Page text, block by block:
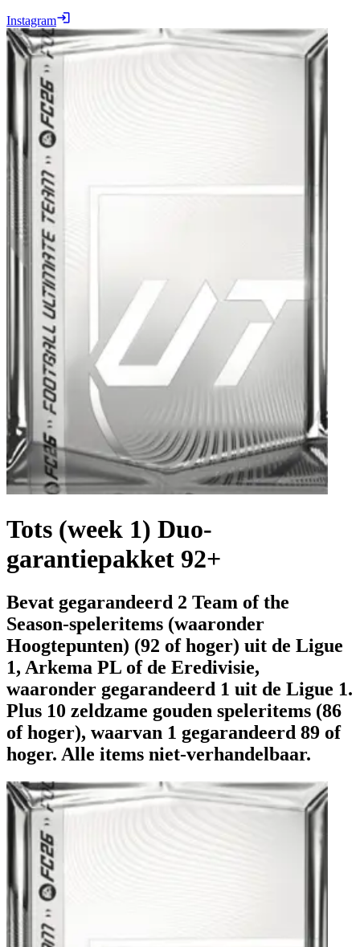
Instagram
Tots (week 1) Duo-
garantiepakket 92+
Bevat gegarandeerd 2 Team of the
Season-speleritems (waaronder
Hoogtepunten) (92 of hoger) uit de Ligue
1, Arkema PL of de Eredivisie,
waaronder gegarandeerd 1 uit de Ligue 1.
Plus 10 zeldzame gouden speleritems (86
of hoger), waarvan 1 gegarandeerd 89 of
hoger. Alle items niet-verhandelbaar.